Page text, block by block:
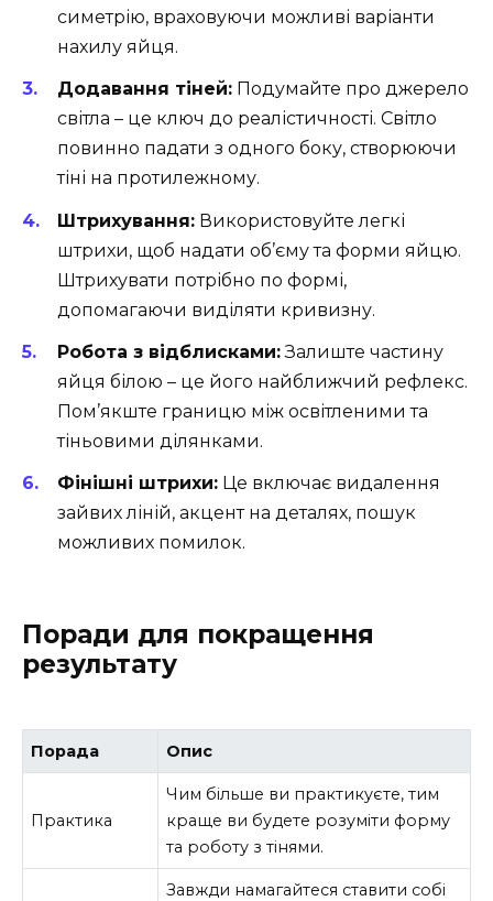
симетрію, враховуючи можливі варіанти
нахилу яйця.
Додавання тіней: Подумайте про джерело
світла – це ключ до реалістичності. Світло
повинно падати з одного боку, створюючи
тіні на протилежному.
Штрихування: Використовуйте легкі
штрихи, щоб надати об’єму та форми яйцю.
Штрихувати потрібно по формі,
допомагаючи виділяти кривизну.
Робота з відблисками:Залиште частину
яйця білою – це його найближчий рефлекс.
Пом’якште границю між освітленими та
тіньовими ділянками.
Фінішні штрихи: Це включає видалення
зайвих ліній, акцент на деталях, пошук
можливих помилок.
Поради для покращення
результату
Порада Опис
Практика
Чим більше ви практикуєте, тим
краще ви будете розуміти форму
та роботу з тінями.
Завжди намагайтеся ставити собі